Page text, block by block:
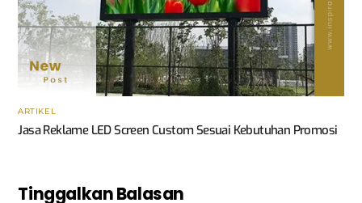
ARTIKEL
Jasa Reklame LED Screen Custom Sesuai Kebutuhan Promosi
Tinggalkan Balasan